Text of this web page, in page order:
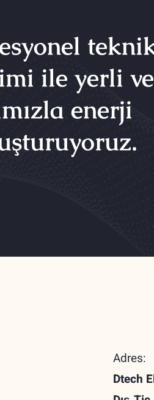
ile yerli ve
enerji
Adres:
Dtech